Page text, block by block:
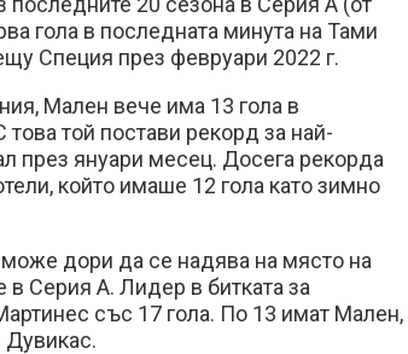
гола в последната минута на Тами
Специя през февруари 2022 г.
Мален вече има 13 гола в
той постави рекорд за най-
през януари месец. Досега рекорда
който имаше 12 гола като зимно
дори да се надява на място на
в Серия А. Лидер в битката за
със 17 гола. По 13 имат Мален,